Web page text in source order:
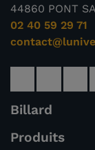
44860 PONT
02 40 59 29 71
Billard
Produits